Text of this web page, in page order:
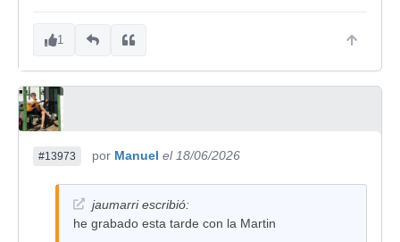
1
#13973 por Manuel el 18/06/2026
jaumarri escribió:
he grabado esta tarde con la Martin